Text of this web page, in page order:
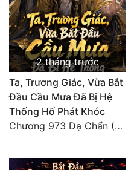
2 tháng trước
Ta, Trương Giác, Vừa Bắt
Đầu Cầu Mưa Đã Bị Hệ
Thống Hố Phát Khóc
Chương 973 Dạ Chẩn (2/2)